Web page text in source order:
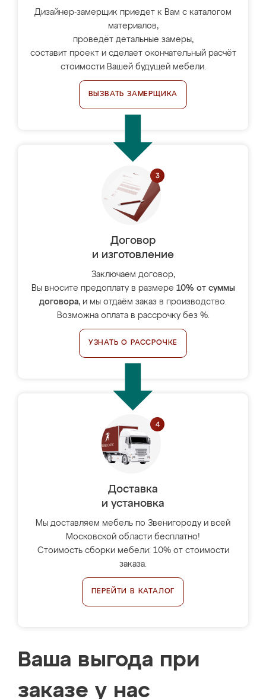
Дизайнер-замерщик приедет к Вам с каталогом
материалов,
проведёт детальные замеры,
составит проект и сделает окончательный расчёт
стоимости Вашей будущей мебели.
ВЫЗВАТЬ ЗАМЕРЩИКА
Договор
и изготовление
Заключаем договор,
Вы вносите предоплату в размере 10% от суммы
договора, и мы отдаём заказ в производство.
Возможна оплата в рассрочку без %.
УЗНАТЬ О РАССРОЧКЕ
Доставка
и установка
Мы доставляем мебель по Звенигороду и всей
Московской области бесплатно!
Стоимость сборки мебели: 10% от стоимости
заказа.
ПЕРЕЙТИ В КАТАЛОГ
Ваша выгода при
заказе у нас